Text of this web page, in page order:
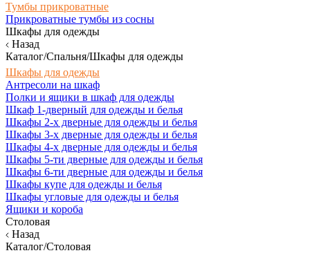
Тумбы прикроватные
Прикроватные тумбы из сосны
Шкафы для одежды
Назад
Каталог/Спальня/Шкафы для одежды
Шкафы для одежды
Антресоли на шкаф
Полки и ящики в шкаф для одежды
Шкаф 1-дверный для одежды и белья
Шкафы 2-х дверные для одежды и белья
Шкафы 3-х дверные для одежды и белья
Шкафы 4-х дверные для одежды и белья
Шкафы 5-ти дверные для одежды и белья
Шкафы 6-ти дверные для одежды и белья
Шкафы купе для одежды и белья
Шкафы угловые для одежды и белья
Ящики и короба
Столовая
Назад
Каталог/Столовая